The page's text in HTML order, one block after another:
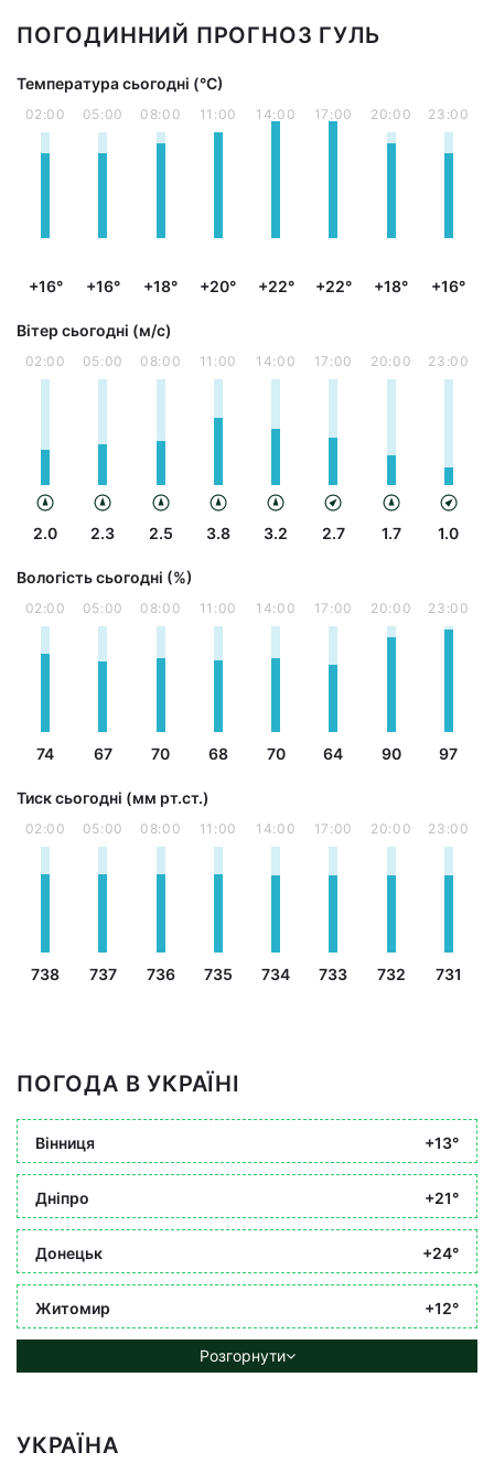
ПОГОДИННИЙ ПРОГНОЗ ГУЛЬ
Температура сьогодні (°С)
02:00
+16°
05:00
+16°
08:00
+18°
11:00
+20°
14:00
+22°
17:00
+22°
20:00
+18°
23:00
+16°
Вітер сьогодні (м/с)
02:00
2.0
05:00
2.3
08:00
2.5
11:00
3.8
14:00
3.2
17:00
2.7
20:00
1.7
23:00
1.0
Вологість сьогодні (%)
02:00
74
05:00
67
08:00
70
11:00
68
14:00
70
17:00
64
20:00
90
23:00
97
Тиск сьогодні (мм рт.ст.)
02:00
738
05:00
737
08:00
736
11:00
735
14:00
734
17:00
733
20:00
732
23:00
731
ПОГОДА В УКРАЇНІ
Вінниця +13°
Дніпро +21°
Донецьк +24°
Житомир +12°
Розгорнути
УКРАЇНА